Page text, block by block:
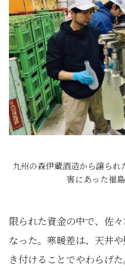
九州の森伊蔵酒造から譲ら
害にあった福
限られた資金の中で、佐
なった。寒暖差は、天井
き付けることでやわらげ